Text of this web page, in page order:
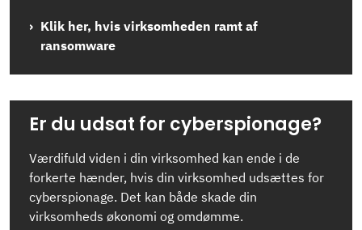
Klik her, hvis virksomheden ramt af
ransomware
Er du udsat for cyberspionage?
Værdifuld viden i din virksomhed kan ende i de
forkerte hænder, hvis din virksomhed udsættes for
cyberspionage. Det kan både skade din
virksomheds økonomi og omdømme.